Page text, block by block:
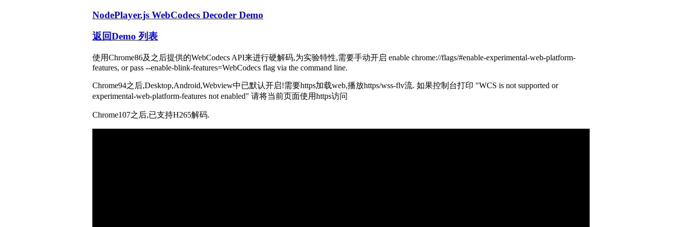
NodePlayer.js WebCodecs Decoder Demo
返回Demo 列表
使用Chrome86及之后提供的WebCodecs API来进行硬解码,为实验特性,需要手动开启 enable chrome://flags/#enable-experimental-web-platform-
features, or pass --enable-blink-features=WebCodecs flag via the command line.
Chrome94之后,Desktop,Android,Webview中已默认开启!需要https加载web,播放https/wss-flv流. 如果控制台打印 "WCS is not supported or
experimental-web-platform-features not enabled" 请将当前页面使用https访问
Chrome107之后,已支持H265解码.